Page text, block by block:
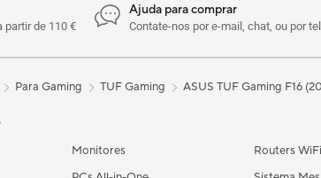
partir de 110 €
Ajuda para comprar
Contate-nos por e-mail, chat, ou por
Para Gaming TUF Gaming ASUS TUF Gaming F16
Monitores
Routers WiFi